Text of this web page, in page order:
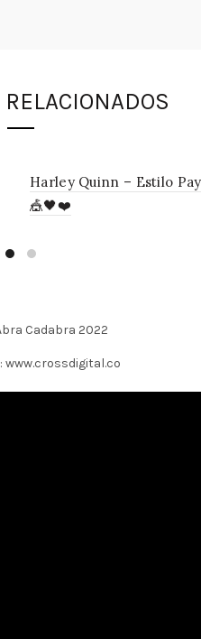
RELACIONADOS
Harley Quinn – Estilo
🎪🖤❤️
Cadabra 2022
www.crossdigital.co